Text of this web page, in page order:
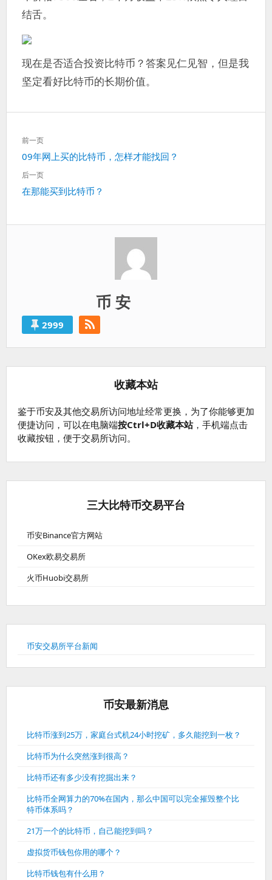
结舌。
现在是否适合投资比特币？答案见仁见智，但是我
坚定看好比特币的长期价值。
文
章
导
航
前一页
上
一
09年网上买的比特币，怎样才能找回？
后一页
下
在那能买到比特币？
币 安
2999
收藏本站
鉴于币安及其他交易所访问地址经常更换，为了你能够更加
便捷访问，可以在电脑端按Ctrl+D收藏本站，手机端点击
收藏按钮，便于交易所访问。
三大比特币交易平台
币安Binance官方网站
OKex欧易交易所
火币Huobi交易所
币安交易所平台新闻
币安最新消息
比特币涨到25万，家庭台式机24小时挖矿，多久能挖到一枚？
比特币为什么突然涨到很高？
比特币还有多少没有挖掘出来？
比特币全网算力的70%在国内，那么中国可以完全摧毁整个比
特币体系吗？
21万一个的比特币，自己能挖到吗？
虚拟货币钱包你用的哪个？
比特币钱包有什么用？